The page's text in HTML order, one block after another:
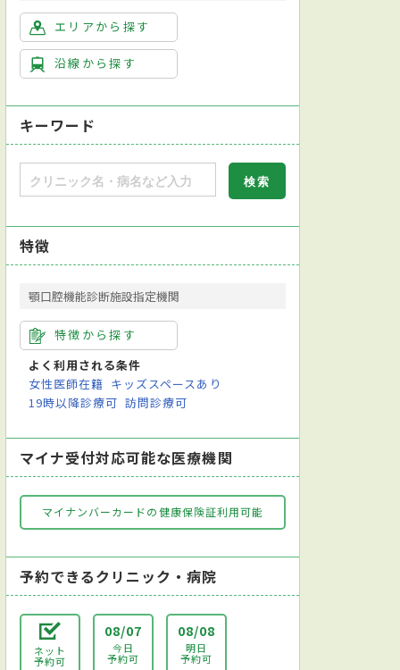
エリアから探す
沿線から探す
キーワード
特徴
顎口腔機能診断施設指定機関
特徴から探す
よく利用される条件
女性医師在籍 キッズスペースあり
19時以降診療可 訪問診療可
マイナ受付対応可能な医療機関
マイナンバーカードの健康保険証利用可能
予約できるクリニック・病院
ネット
予約可
08/07
今日
予約可
08/08
明日
予約可